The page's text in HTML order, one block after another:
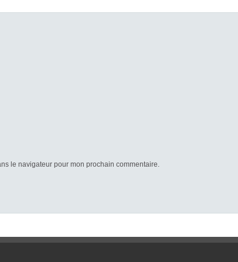
le navigateur pour mon prochain commentaire.